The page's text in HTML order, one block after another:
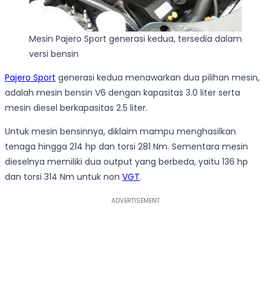
Mesin Pajero Sport generasi kedua, tersedia dalam
versi bensin
Pajero Sport generasi kedua menawarkan dua pilihan mesin,
adalah mesin bensin V6 dengan kapasitas 3.0 liter serta
mesin diesel berkapasitas 2.5 liter.
Untuk mesin bensinnya, diklaim mampu menghasilkan
tenaga hingga 214 hp dan torsi 281 Nm. Sementara mesin
dieselnya memiliki dua output yang berbeda, yaitu 136 hp
dan torsi 314 Nm untuk non VGT.